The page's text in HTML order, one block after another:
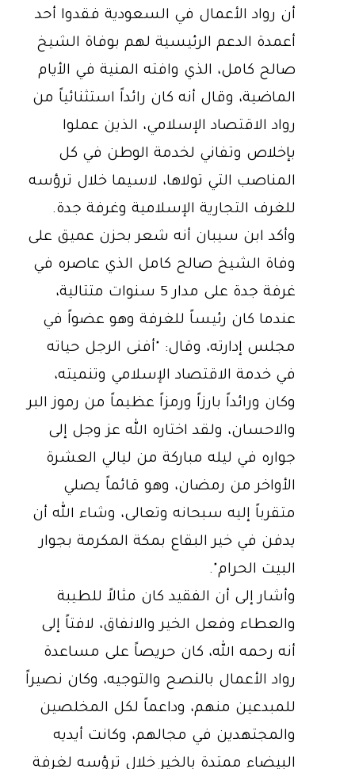
أن رواد الأعمال في السعودية فقدوا أحد
أعمدة الدعم الرئيسية لهم بوفاة الشيخ
صالح كامل، الذي وافته المنية في الأيام
الماضية، وقال أنه كان رائداً استثنائياً من
رواد الاقتصاد الإسلامي، الذين عملوا
بإخلاص وتفاني لخدمة الوطن في كل
المناصب التي تولاها، لاسيما خلال ترؤسه
للغرف التجارية الإسلامية وغرفة جدة.
وأكد ابن سيبان أنه شعر بحزن عميق على
وفاة الشيخ صالح كامل الذي عاصره في
غرفة جدة على مدار 5 سنوات متتالية،
عندما كان رئيساً للغرفة وهو عضواً في
مجلس إدارته، وقال: "أفنى الرجل حياته
في خدمة الاقتصاد الإسلامي وتنميته،
وكان ورائداً بارزاً ورمزاً عظيماً من رموز البر
والاحسان، ولقد اختاره الله عز وجل إلى
جواره في ليله مباركة من ليالي العشرة
الأواخر من رمضان، وهو قائماً يصلي
متقرباً إليه سبحانه وتعالى، وشاء الله أن
يدفن في خير البقاع بمكة المكرمة بجوار
البيت الحرام".
وأشار إلى أن الفقيد كان مثالاً للطيبة
والعطاء وفعل الخير والانفاق، لافتاً إلى
أنه رحمه الله، كان حريصاً على مساعدة
رواد الأعمال بالنصح والتوجيه، وكان نصيراً
للمبدعين منهم، وداعماً لكل المخلصين
والمجتهدين في مجالهم، وكانت أيديه
البيضاء ممتدة بالخير خلال ترؤسه لغرفة